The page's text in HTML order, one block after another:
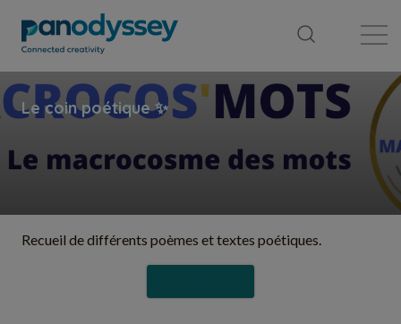
Recueil de différents poèmes et textes poétiques.